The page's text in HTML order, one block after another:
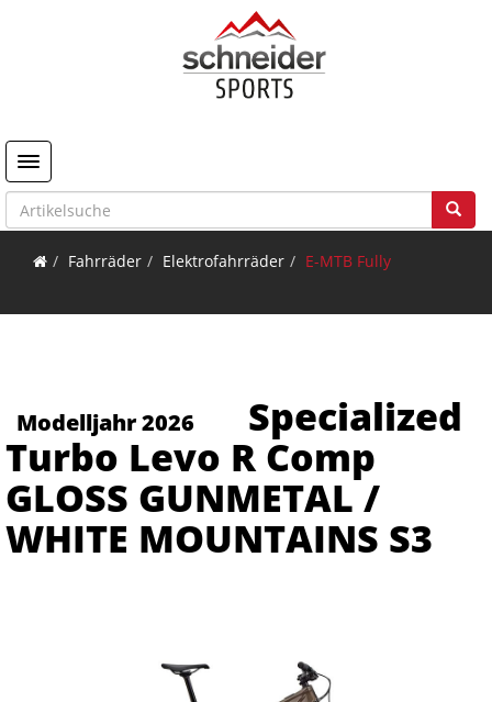
Toggle navigation
Fahrräder Elektrofahrräder E-MTB Fully
Modelljahr 2026
Specialized
Turbo Levo R Comp
GLOSS GUNMETAL /
WHITE MOUNTAINS S3